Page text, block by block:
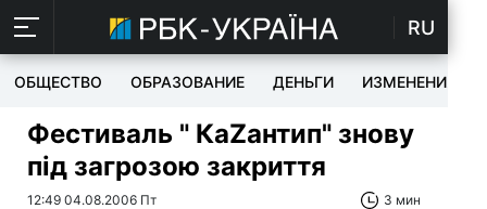
RU
ОБЩЕСТВО ОБРАЗОВАНИЕ ДЕНЬГИ ИЗМЕНЕНИЯ
Фестиваль " КаZантип" знову
під загрозою закриття
12:49 04.08.2006 Пт 3 мин